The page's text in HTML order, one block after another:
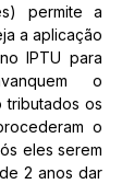
permite a
a aplicação
IPTU para
o
tributados os
o
eles serem
2 anos dar